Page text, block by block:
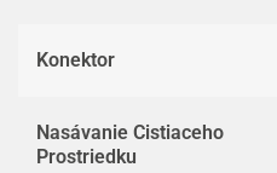
Konektor
Nasávanie Cistiaceho
Prostriedku